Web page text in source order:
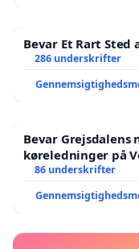
Bevar Et Rart
286 underskrifter
Bevar Grejsdalens
køreledninger på
86 underskrifter